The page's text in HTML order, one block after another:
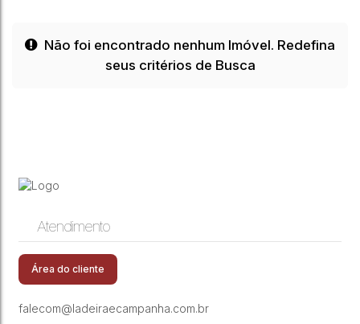
Não foi encontrado nenhum Imóvel. Redefina
seus critérios de Busca
Atendimento
Área do cliente
falecom@ladeiraecampanha.com.br